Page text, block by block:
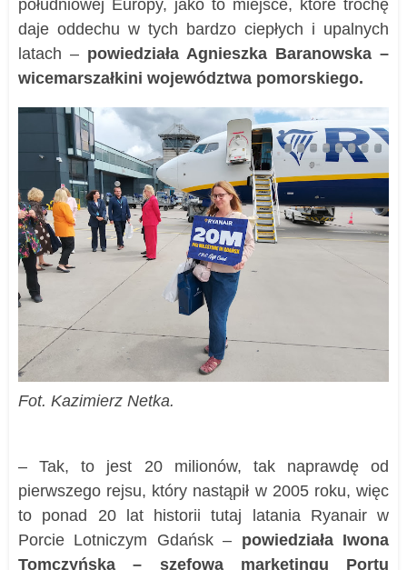
południowej Europy, jako to miejsce, które trochę
daje oddechu w tych bardzo ciepłych i upalnych
latach – powiedziała Agnieszka Baranowska –
wicemarszałkini województwa pomorskiego.
Fot. Kazimierz Netka.
– Tak, to jest 20 milionów, tak naprawdę od
pierwszego rejsu, który nastąpił w 2005 roku, więc
to ponad 20 lat historii tutaj latania Ryanair w
Porcie Lotniczym Gdańsk – powiedziała Iwona
Tomczyńska – szefowa marketingu Portu